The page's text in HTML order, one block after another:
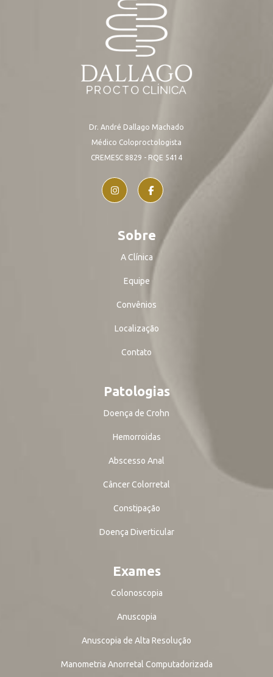
Dr. André Dallago Machado
Médico Coloproctologista
CREMESC 8829 - RQE 5414
Sobre
A Clínica
Equipe
Convênios
Localização
Contato
Patologias
Doença de Crohn
Hemorroidas
Abscesso Anal
Câncer Colorretal
Constipação
Doença Diverticular
Exames
Colonoscopia
Anuscopia
Anuscopia de Alta Resolução
Manometria Anorretal Computadorizada